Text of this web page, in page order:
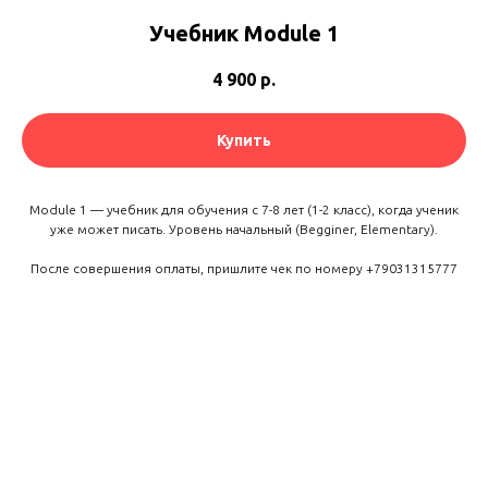
Учебник Module 1
4 900 р.
Купить
Module 1 — учебник для обучения с 7-8 лет (1-2 класс), когда ученик
уже может писать. Уровень начальный (Begginer, Elementary).
После совершения оплаты, пришлите чек по номеру +79031315777